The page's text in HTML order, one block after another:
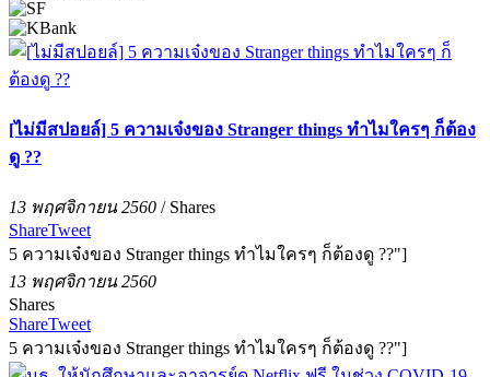
[ไม่มีสปอยล์] 5 ความเจ๋งของ Stranger things ทำไมใครๆ ก็ต้อง
ดู ??
13 พฤศจิกายน 2560 / Shares
ShareTweet
5 ความเจ๋งของ Stranger things ทำไมใครๆ ก็ต้องดู ??"]
13 พฤศจิกายน 2560
Shares
ShareTweet
5 ความเจ๋งของ Stranger things ทำไมใครๆ ก็ต้องดู ??"]